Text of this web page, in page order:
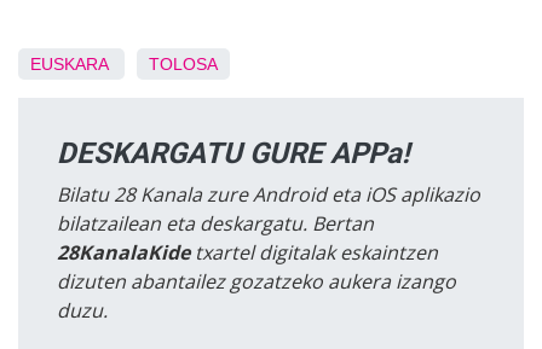
EUSKARA TOLOSA
DESKARGATU GURE APPa!
Bilatu 28 Kanala zure Android eta iOS aplikazio
bilatzailean eta deskargatu. Bertan
28KanalaKidetxartel digitalak eskaintzen
dizuten abantailez gozatzeko aukera izango
duzu.